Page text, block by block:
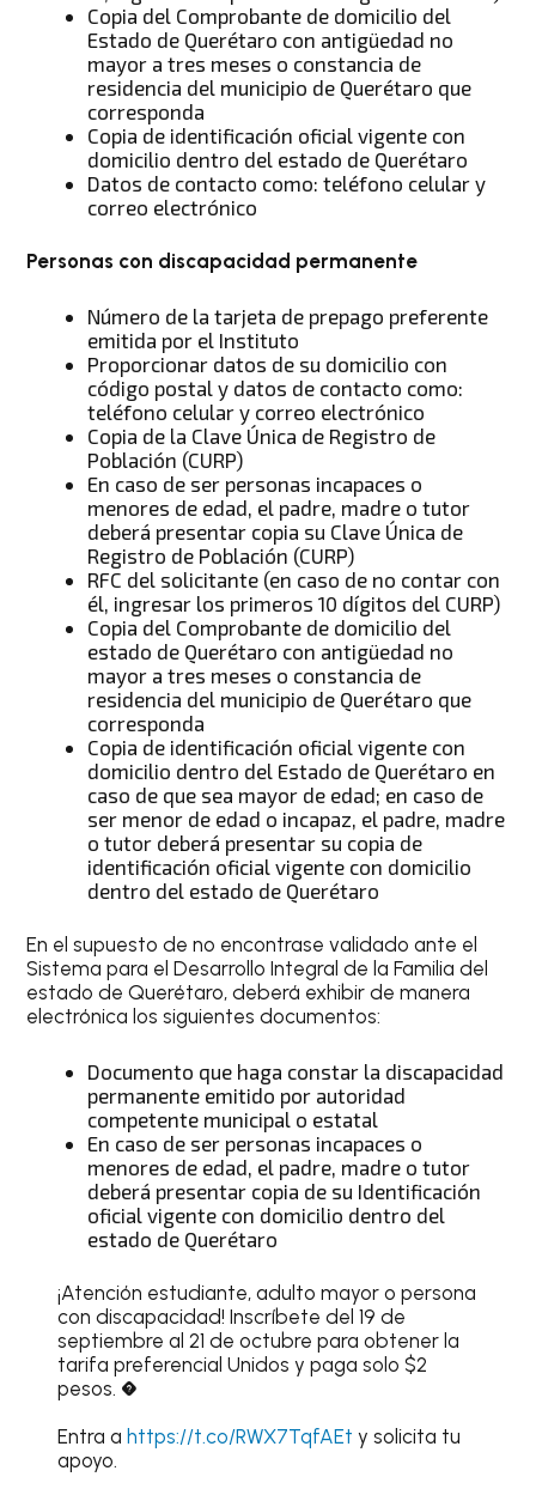
Copia del Comprobante de domicilio del
Estado de Querétaro con antigüedad no
mayor a tres meses o constancia de
residencia del municipio de Querétaro que
corresponda
Copia de identificación oficial vigente con
domicilio dentro del estado de Querétaro
Datos de contacto como: teléfono celular y
correo electrónico
Personas con discapacidad permanente
Número de la tarjeta de prepago preferente
emitida por el Instituto
Proporcionar datos de su domicilio con
código postal y datos de contacto como:
teléfono celular y correo electrónico
Copia de la Clave Única de Registro de
Población (CURP)
En caso de ser personas incapaces o
menores de edad, el padre, madre o tutor
deberá presentar copia su Clave Única de
Registro de Población (CURP)
RFC del solicitante (en caso de no contar con
él, ingresar los primeros 10 dígitos del CURP)
Copia del Comprobante de domicilio del
estado de Querétaro con antigüedad no
mayor a tres meses o constancia de
residencia del municipio de Querétaro que
corresponda
Copia de identificación oficial vigente con
domicilio dentro del Estado de Querétaro en
caso de que sea mayor de edad; en caso de
ser menor de edad o incapaz, el padre, madre
o tutor deberá presentar su copia de
identificación oficial vigente con domicilio
dentro del estado de Querétaro
En el supuesto de no encontrase validado ante el
Sistema para el Desarrollo Integral de la Familia del
estado de Querétaro, deberá exhibir de manera
electrónica los siguientes documentos:
Documento que haga constar la discapacidad
permanente emitido por autoridad
competente municipal o estatal
En caso de ser personas incapaces o
menores de edad, el padre, madre o tutor
deberá presentar copia de su Identificación
oficial vigente con domicilio dentro del
estado de Querétaro
¡Atención estudiante, adulto mayor o persona
con discapacidad! Inscríbete del 19 de
septiembre al 21 de octubre para obtener la
tarifa preferencial Unidos y paga solo $2
pesos. �
Entra a https://t.co/RWX7TqfAEt y solicita tu
apoyo.